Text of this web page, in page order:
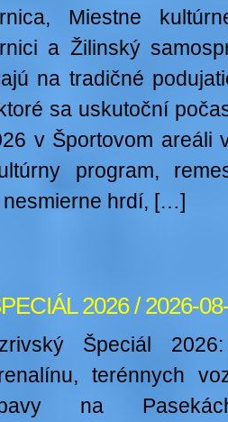
Miestne
a Žilinský
na tradičné
sa uskutoční
v Športovom areáli
program,
nesmierne hrdí, […]
2026 / 2026-
Špeciál
terénnych
na